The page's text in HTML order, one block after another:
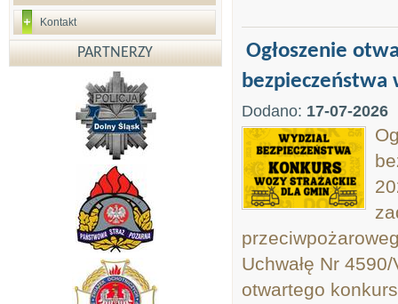
Kontakt
PARTNERZY
Ogłoszenie
Dodano: 17-07-2026
Uchwałę Nr
otwartego